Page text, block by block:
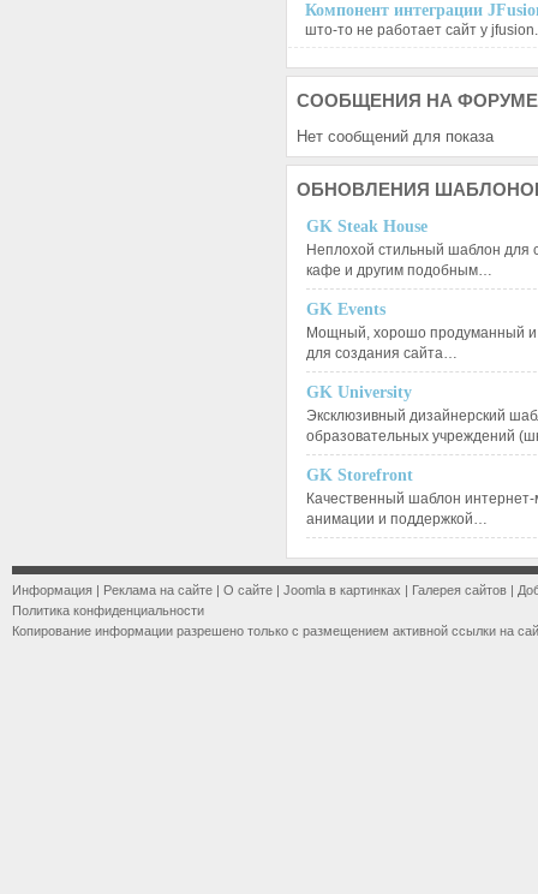
Компонент интеграции
што-то не работает сайт у
СООБЩЕНИЯ НА ФОРУМЕ
Нет сообщений для показа
ОБНОВЛЕНИЯ
GK Steak House
Неплохой стильный шаблон для
кафе и другим подобным…
GK Events
Мощный, хорошо продуманный и
для создания сайта…
GK University
Эксклюзивный дизайнерский
образовательных учреждений
GK Storefront
Качественный шаблон
анимации и поддержкой…
Информация | Реклама на сайте | О сайте | Joomla в картинках | Галерея сайтов |
Политика конфиденциальности
Копирование информации разрешено только с размещением активной ссылки на